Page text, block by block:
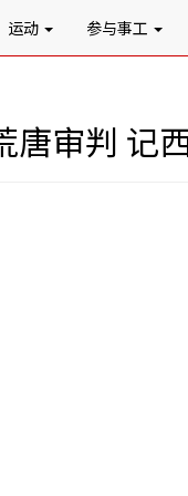
运动 参与事工
唐审判 记